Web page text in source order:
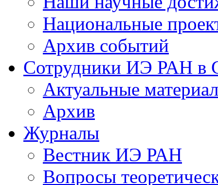
Национальные
Архив событий
Сотрудники ИЭ РАН
Актуальные
Архив
Журналы
Вестник ИЭ РАН
Вопросы